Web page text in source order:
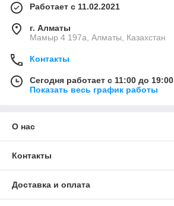
Работает с 11.02.2021
г. Алматы
Мамыр 4 197а, Алматы, Казахстан
Контакты
Сегодня работает с 11:00 до 19:00
Показать весь график работы
О нас
Контакты
Доставка и оплата